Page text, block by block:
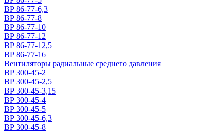
ВР 86-77-6,3
ВР 86-77-8
ВР 86-77-10
ВР 86-77-12
ВР 86-77-12,5
ВР 86-77-16
Вентиляторы радиальные среднего давления
ВР 300-45-2
ВР 300-45-2,5
ВР 300-45-3,15
ВР 300-45-4
ВР 300-45-5
ВР 300-45-6,3
ВР 300-45-8